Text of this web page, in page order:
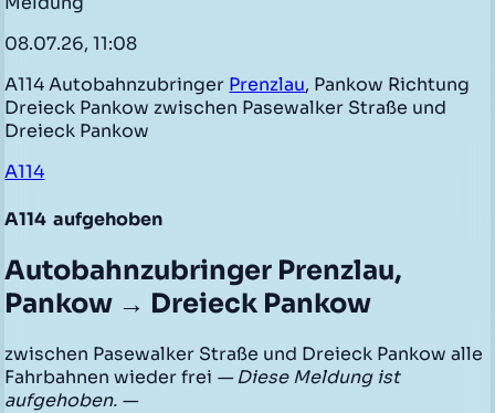
08.07.26, 11:08
A114 Autobahnzubringer Prenzlau, Pankow Richtung
Dreieck Pankow zwischen Pasewalker Straße und
Dreieck Pankow
A114
A114 aufgehoben
Autobahnzubringer Prenzlau,
Pankow → Dreieck Pankow
zwischen Pasewalker Straße und Dreieck Pankow alle
Fahrbahnen wieder frei — Diese Meldung ist
aufgehoben. —